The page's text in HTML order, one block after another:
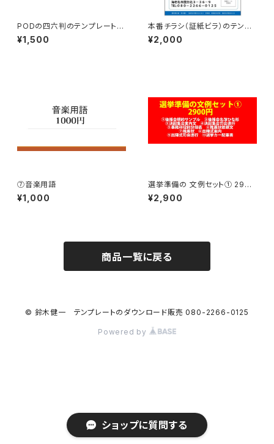
ショップに質問する
PODの四六判のテンプレート
（ひな形）
¥1,500
本番チラシ（証紙ビラ）のテンプ
レート
¥2,000
⑦音楽用語
¥1,000
選挙準備の 文例セット① 2900
円(パソコンにしかダウンロード
出来ません、スマホは開けませ
¥2,900
商品一覧に戻る
© 鈴木健一 テンプレートのダウンロード販売 080-2266-0125
Powered by